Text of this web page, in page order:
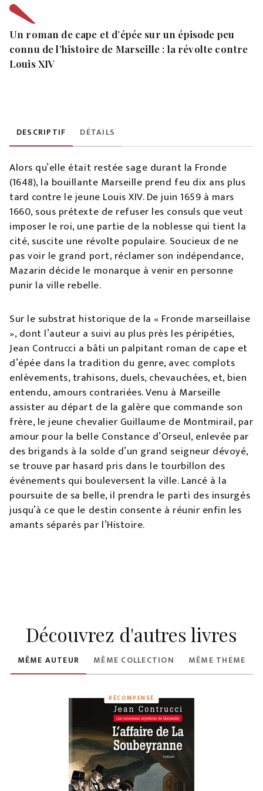
Un roman de cape et d’épée sur un épisode peu
connu de l’histoire de Marseille : la révolte contre
Louis XIV
DESCRIPTIF DÉTAILS
Alors qu’elle était restée sage durant la Fronde
(1648), la bouillante Marseille prend feu dix ans plus
tard contre le jeune Louis XIV. De juin 1659 à mars
1660, sous prétexte de refuser les consuls que veut
imposer le roi, une partie de la noblesse qui tient la
cité, suscite une révolte populaire. Soucieux de ne
pas voir le grand port, réclamer son indépendance,
Mazarin décide le monarque à venir en personne
punir la ville rebelle.
Sur le substrat historique de la « Fronde marseillaise
», dont l’auteur a suivi au plus près les péripéties,
Jean Contrucci a bâti un palpitant roman de cape et
d’épée dans la tradition du genre, avec complots
enlèvements, trahisons, duels, chevauchées, et, bien
entendu, amours contrariées. Venu à Marseille
assister au départ de la galère que commande son
frère, le jeune chevalier Guillaume de Montmirail, par
amour pour la belle Constance d’Orseul, enlevée par
des brigands à la solde d’un grand seigneur dévoyé,
se trouve par hasard pris dans le tourbillon des
événements qui bouleversent la ville. Lancé à la
poursuite de sa belle, il prendra le parti des insurgés
jusqu’à ce que le destin consente à réunir enfin les
amants séparés par l’Histoire.
Découvrez d'autres livres
MÊME AUTEUR MÊME COLLECTION MÊME THÈME
RÉCOMPENSÉ